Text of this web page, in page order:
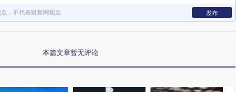
，不代表财新网观点 发布
本篇文章暂无评论